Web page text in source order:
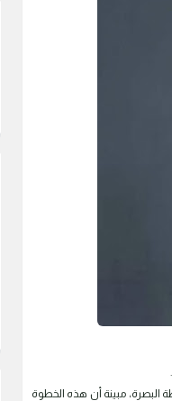
مبينة أن هذه الخطوة